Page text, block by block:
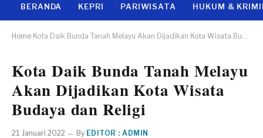
BERANDA KEPRI PARIWISATA HUKUM &
Home Kota Daik Bunda Tanah Melayu Akan Dijadikan Kota Wisata Budaya dan Religi
Kota Daik Bunda Tanah Melayu
Akan Dijadikan Kota Wisata
Budaya dan Religi
21 Januari 2022 By EDITOR : ADMIN